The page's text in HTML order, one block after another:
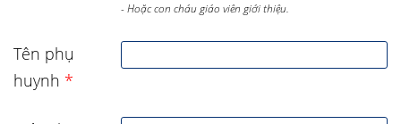
- Hoặc con cháu giáo viên giới thiệu.
Tên phụ
huynh *